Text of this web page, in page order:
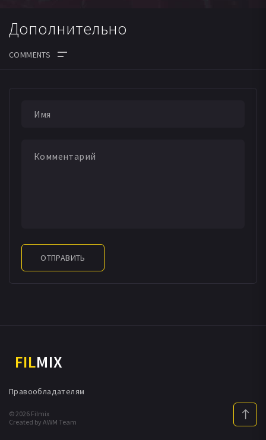
Дополнительно
ОТПРАВИТЬ
FILMIX
© 2026 Filmix
Created by AWM Team
Правообладателям